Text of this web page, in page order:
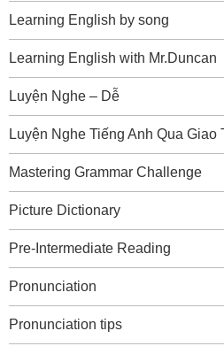
Learning English by song
Learning English with Mr.Duncan
Luyện Nghe – Dễ
Luyện Nghe Tiếng Anh Qua Giao
Mastering Grammar Challenge
Picture Dictionary
Pre-Intermediate Reading
Pronunciation
Pronunciation tips